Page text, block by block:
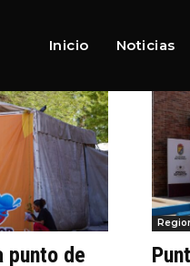
Inicio Noticias
punto de